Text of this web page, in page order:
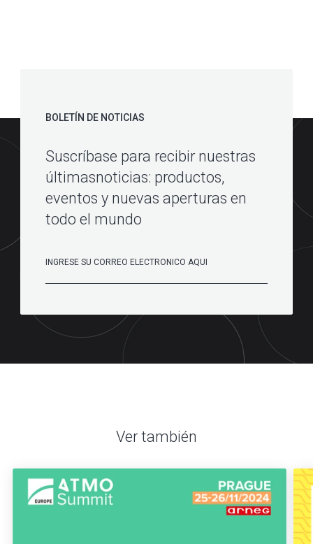
BOLETÍN DE NOTICIAS
Suscríbase para recibir nuestras
últimasnoticias: productos,
eventos y nuevas aperturas en
todo el mundo
Ver también